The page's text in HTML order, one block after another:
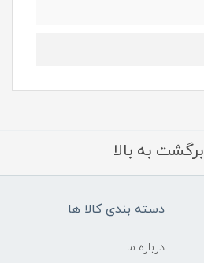
برگشت به بالا
دسته بندی کالا ها
درباره ما